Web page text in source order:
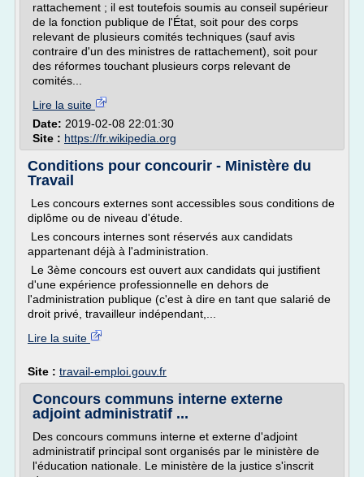
rattachement ; il est toutefois soumis au conseil supérieur
de la fonction publique de l'État, soit pour des corps
relevant de plusieurs comités techniques (sauf avis
contraire d'un des ministres de rattachement), soit pour
des réformes touchant plusieurs corps relevant de
comités...
Lire la suite
Date: 2019-02-08 22:01:30
Site : https://fr.wikipedia.org
Conditions pour concourir - Ministère du
Travail
Les concours externes sont accessibles sous conditions de
diplôme ou de niveau d'étude.
Les concours internes sont réservés aux candidats
appartenant déjà à l'administration.
Le 3ème concours est ouvert aux candidats qui justifient
d'une expérience professionnelle en dehors de
l'administration publique (c'est à dire en tant que salarié de
droit privé, travailleur indépendant,...
Lire la suite
Site : travail-emploi.gouv.fr
Concours communs interne externe
adjoint administratif ...
Des concours communs interne et externe d'adjoint
administratif principal sont organisés par le ministère de
l'éducation nationale. Le ministère de la justice s'inscrit